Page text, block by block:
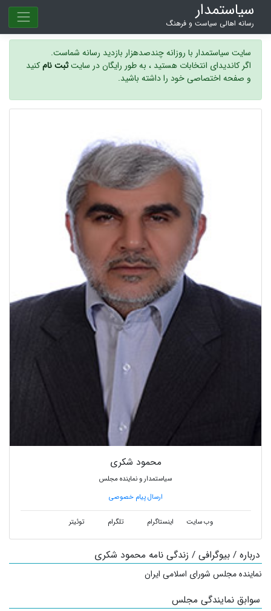
سیاستمدار
رسانه اهالی سیاست و فرهنگ
سایت سیاستمدار با روزانه چندصدهزار بازدید رسانه شماست.
اگر کاندیدای انتخابات هستید ، به طور رایگان در سایتثبت نامکنید
و صفحه اختصاصی خود را داشته باشید.
محمود شکری
سیاستمدار و نماینده مجلس
ارسال پیام خصوصی
وب سایت اینستاگرام تلگرام توئیتر
درباره / بیوگرافی / زندگی نامه محمود شکری
نماینده مجلس شورای اسلامی ایران
سوابق نمایندگی مجلس